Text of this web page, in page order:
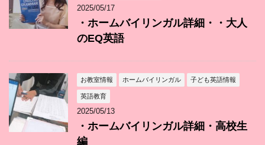
2025/05/17
・ホームバイリンガル詳細・・大人
のEQ英語
お教室情報 ホームバイリンガル 子ども英語情報
英語教育
2025/05/13
・ホームバイリンガル詳細・高校生
編